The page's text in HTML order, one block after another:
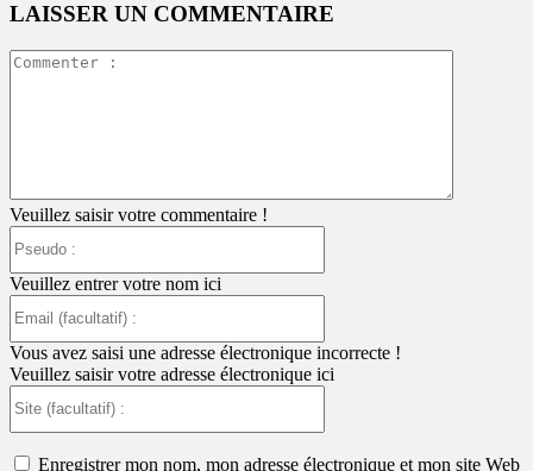
LAISSER UN COMMENTAIRE
Veuillez saisir votre commentaire !
Veuillez entrer votre nom ici
:
Vous avez saisi une adresse électronique incorrecte !
Veuillez saisir votre adresse électronique ici
:
Enregistrer mon nom, mon adresse électronique et mon site Web